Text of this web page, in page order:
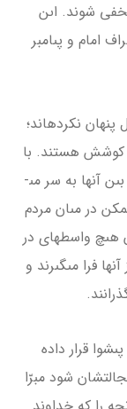
شوند. اىن
امام و پىامبر
نکرده­اند؛
و کوشش هستند. با
مردم زندگى مى­کنند. براى مردم زندگى مى­کنند. بىن آن­ها به سر مى­
در مىان مردم
هىچ واسطه­اى در
فرا مى­گىرند و
قرار داده
شود مبرّا